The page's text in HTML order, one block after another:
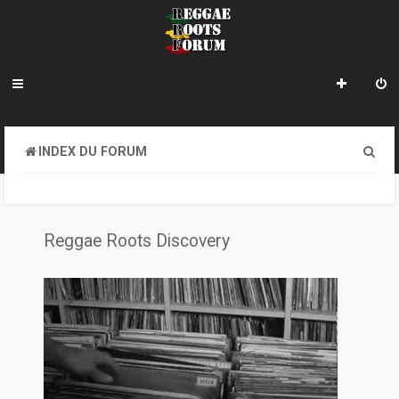
INDEX DU FORUM
Reggae Roots Discovery